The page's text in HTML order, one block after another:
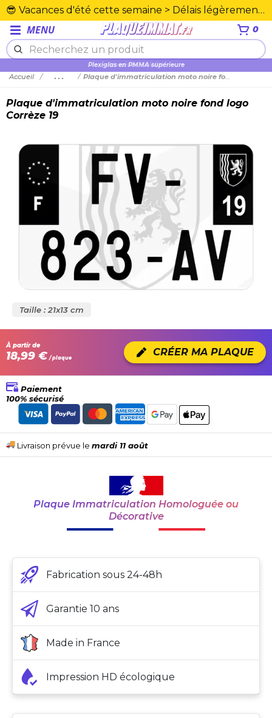
😎 Vacances d'été cette semaine > Délais légèrement rallongés. Merci☀️
MENU 0
Plexiglas en PMMA supérieure
Accueil ... Plaque d'immatriculation moto noire fond logo Corrèze 19
Plaque d'immatriculation moto noire fond logo
Corrèze 19
Taille : 21x13 cm
À partir de
18,99 € / plaque CRÉER MA PLAQUE
Paiement
100% sécurisé
Livraison prévue le mardi 11 août
Plaque Immatriculation Homologuée ou
Décorative
Fabrication sous 24-48h
Garantie 10 ans
Made in France
Impression HD écologique